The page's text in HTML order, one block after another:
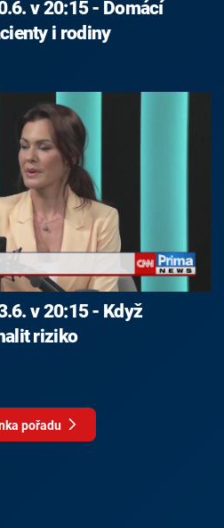
v 20:15 - Domácí
i rodiny
v 20:15 - Když
riziko
pořadu